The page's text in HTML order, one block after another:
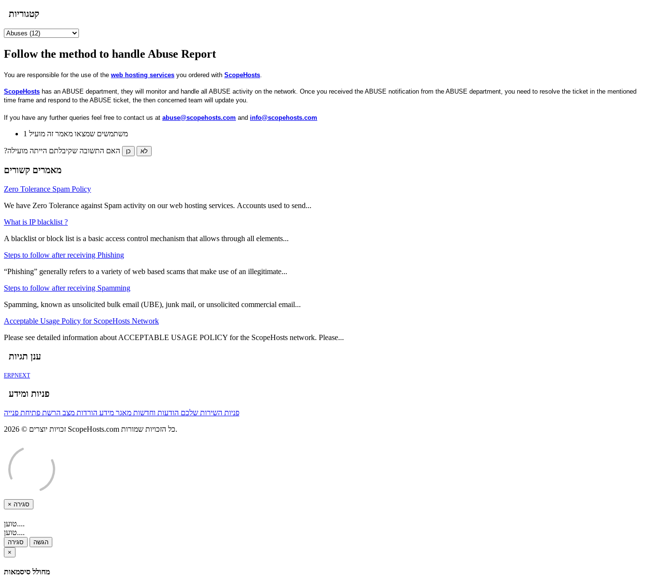
קטגוריות
Follow the method to handle Abuse Report
You are responsible for the use of the web hosting services you ordered with ScopeHosts
ScopeHosts has an ABUSE department, they will monitor and handle all ABUSE activity on the network. Once you received the ABUSE notification from the ABUSE department, you need to resolve the ticket in the mentioned
time frame and respond to the ABUSE ticket, the then concerned team will update you.
If you have any further queries feel free to contact us at abuse@scopehosts.com and info@scopehosts.com
1 משתמשים שמצאו מאמר זה מועיל
כן לא
מאמרים קשורים
Zero Tolerance Spam Policy
We have Zero Tolerance against Spam activity on our web hosting services. Accounts used to send...
What is IP blacklist ?
A blacklist or block list is a basic access control mechanism that allows through all elements...
Steps to follow after receiving Phishing
“Phishing” generally refers to a variety of web based scams that make use of an illegitimate...
Steps to follow after receiving Spamming
Spamming, known as unsolicited bulk email (UBE), junk mail, or unsolicited commercial email...
Acceptable Usage Policy for ScopeHosts Network
Please see detailed information about ACCEPTABLE USAGE POLICY for the ScopeHosts network. Please...
ענן תגיות
ERPNEXT
פניות ומידע
פניות השירות שלכם הודעות וחדשות מאגר מידע הורדות מצב הרשת פתיחת פנייה
זכויות יוצרים © 2026 ScopeHosts.com כל הזכויות שמורות.
× סגירה
טוען....
טוען....
סגירה
הגשה
×
מחולל סיסמאות